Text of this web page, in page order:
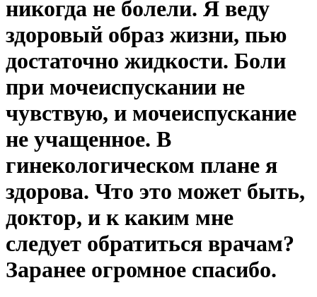
никогда не болели. Я веду
здоровый образ жизни, пью
достаточно жидкости. Боли
при мочеиспускании не
чувствую, и мочеиспускание
не учащенное. В
гинекологическом плане я
здорова. Что это может быть,
доктор, и к каким мне
следует обратиться врачам?
Заранее огромное спасибо.